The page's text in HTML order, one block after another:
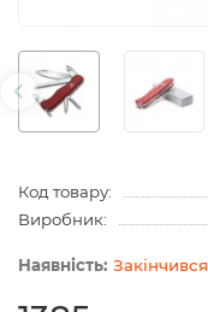
Код товару:
Виробник:
Закінчився